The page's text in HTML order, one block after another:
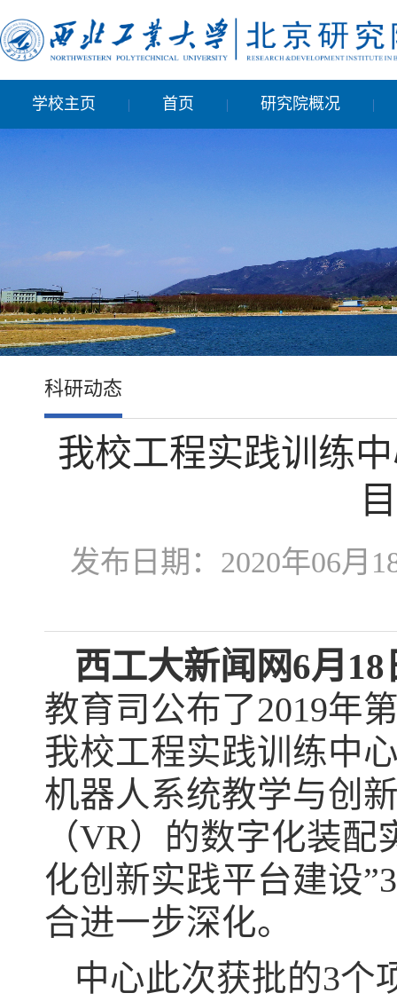
学校主页 | 首页 | 研究院概况 |
科研动态
我校工程实践训练
发布日期：2020年06
西工大新闻网6月18
教育司公布了2019年
我校工程实践训练中
机器人系统教学与创
（VR）的数字化装
化创新实践平台建设
合进一步深化。
中心此次获批的3个